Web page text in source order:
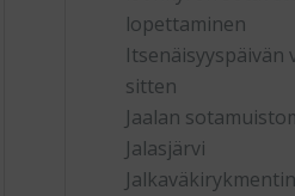
lopettaminen
Itsenäisyyspäivän
sitten
Jaalan
Jalasjärvi